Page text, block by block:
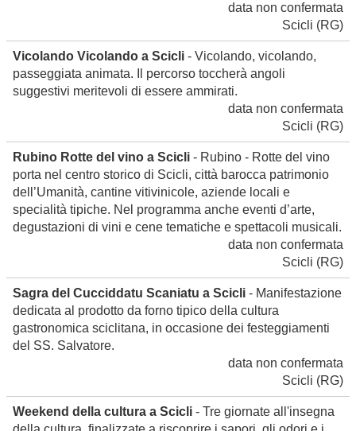
data non confermata
Scicli (RG)
Vicolando Vicolando a Scicli - Vicolando, vicolando,
passeggiata animata. Il percorso toccherà angoli
suggestivi meritevoli di essere ammirati.
data non confermata
Scicli (RG)
Rubino Rotte del vino a Scicli - Rubino - Rotte del vino
porta nel centro storico di Scicli, città barocca patrimonio
dell’Umanità, cantine vitivinicole, aziende locali e
specialità tipiche. Nel programma anche eventi d’arte,
degustazioni di vini e cene tematiche e spettacoli musicali.
data non confermata
Scicli (RG)
Sagra del Cucciddatu Scaniatu a Scicli - Manifestazione
dedicata al prodotto da forno tipico della cultura
gastronomica sciclitana, in occasione dei festeggiamenti
del SS. Salvatore.
data non confermata
Scicli (RG)
Weekend della cultura a Scicli - Tre giornate all'insegna